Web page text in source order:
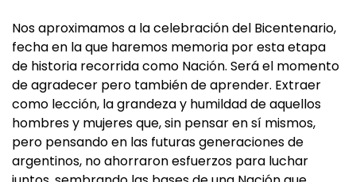
Nos aproximamos a la celebración del Bicentenario,
fecha en la que haremos memoria por esta etapa
de historia recorrida como Nación. Será el momento
de agradecer pero también de aprender. Extraer
como lección, la grandeza y humildad de aquellos
hombres y mujeres que, sin pensar en sí mismos,
pero pensando en las futuras generaciones de
argentinos, no ahorraron esfuerzos para luchar